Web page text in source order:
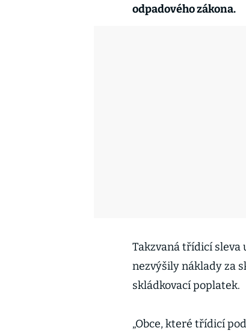
odpadového zákona.
Takzvaná třídicí sleva
nezvýšily náklady za
skládkovací poplatek.
„Obce, které třídicí